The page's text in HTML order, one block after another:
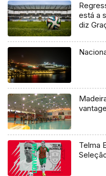
está a
diz
Telma